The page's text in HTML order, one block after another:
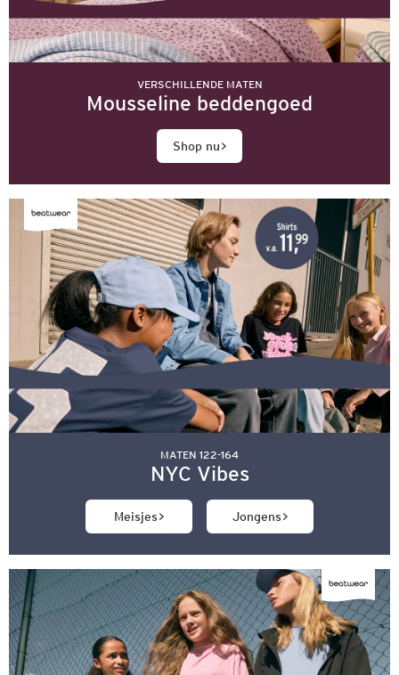
VERSCHILLENDE MATEN
Mousseline beddengoed
Shop nu
MATEN 122-164
NYC Vibes
Meisjes Jongens